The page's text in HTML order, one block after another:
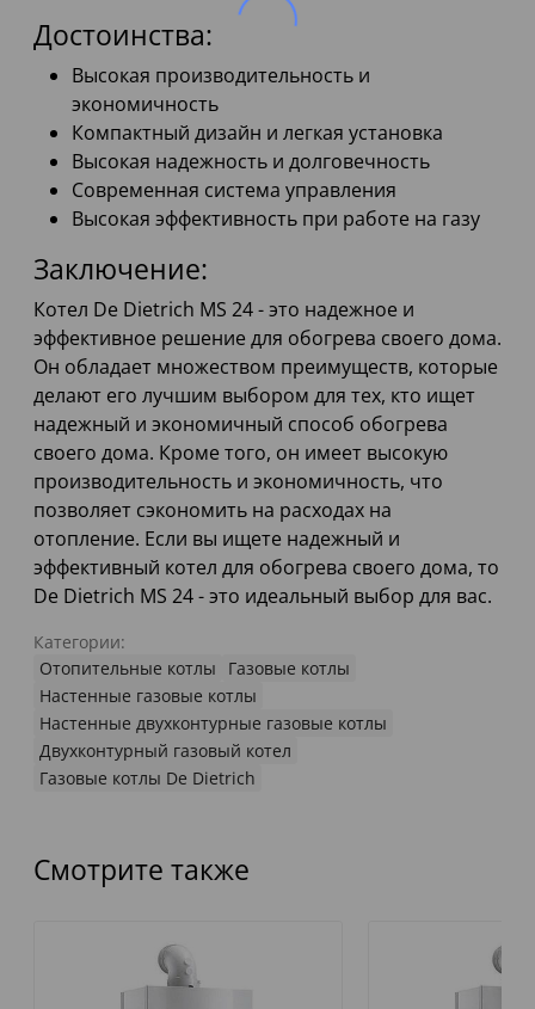
Достоинства:
Высокая производительность и
экономичность
Компактный дизайн и легкая установка
Высокая надежность и долговечность
Современная система управления
Высокая эффективность при работе на газу
Заключение:
Котел De Dietrich MS 24 - это надежное и
эффективное решение для обогрева своего дома.
Он обладает множеством преимуществ, которые
делают его лучшим выбором для тех, кто ищет
надежный и экономичный способ обогрева
своего дома. Кроме того, он имеет высокую
производительность и экономичность, что
позволяет сэкономить на расходах на
отопление. Если вы ищете надежный и
эффективный котел для обогрева своего дома, то
De Dietrich MS 24 - это идеальный выбор для вас.
Категории:
Отопительные котлы
Газовые котлы
Настенные газовые котлы
Настенные двухконтурные газовые котлы
Двухконтурный газовый котел
Газовые котлы De Dietrich
Смотрите также